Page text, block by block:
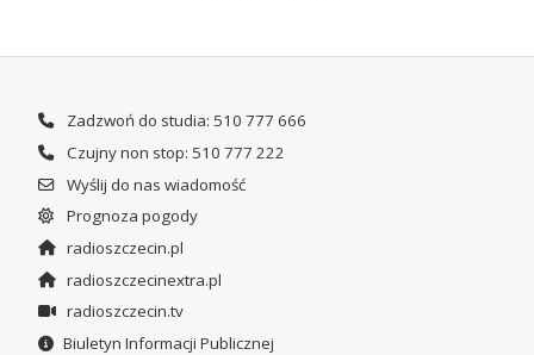
Zadzwoń do studia: 510 777 666
Czujny non stop: 510 777 222
Wyślij do nas wiadomość
Prognoza pogody
radioszczecin.pl
radioszczecinextra.pl
radioszczecin.tv
Biuletyn Informacji Publicznej